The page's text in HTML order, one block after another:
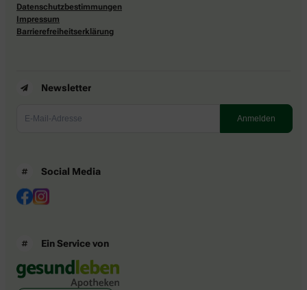
Datenschutzbestimmungen
Impressum
Barrierefreiheitserklärung
Newsletter
Social Media
Ein Service von